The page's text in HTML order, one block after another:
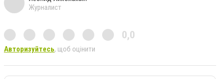
Журналист
0,0
Авторизуйтесь, щоб оцінити